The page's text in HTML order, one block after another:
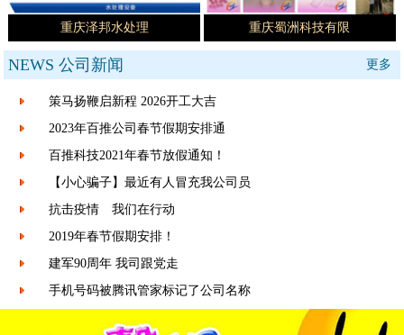
重庆泽邦水处理 重庆蜀洲科技有限
NEWS 公司新闻 更多
策马扬鞭启新程 2026开工大吉
2023年百推公司春节假期安排通
百推科技2021年春节放假通知！
【小心骗子】最近有人冒充我公司员
抗击疫情 我们在行动
2019年春节假期安排！
建军90周年 我司跟党走
手机号码被腾讯管家标记了公司名称